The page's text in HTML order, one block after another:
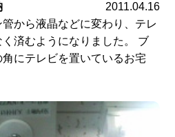
2011.04.16
から液晶などに変わり、テレ
済むようになりました。 ブ
にテレビを置いているお宅